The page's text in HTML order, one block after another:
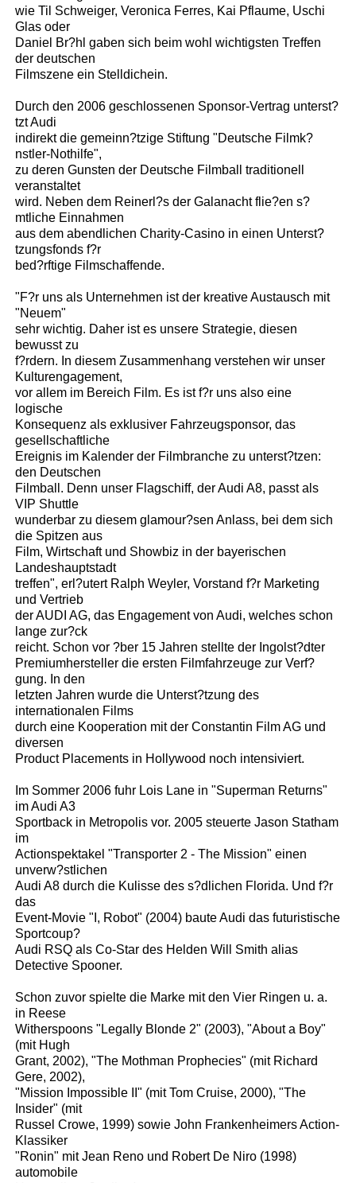
wie Til Schweiger, Veronica Ferres, Kai Pflaume, Uschi
Glas oder
Daniel Br?hl gaben sich beim wohl wichtigsten Treffen
der deutschen
Filmszene ein Stelldichein.
Durch den 2006 geschlossenen Sponsor-Vertrag unterst?
tzt Audi
indirekt die gemeinn?tzige Stiftung "Deutsche Filmk?
nstler-Nothilfe",
zu deren Gunsten der Deutsche Filmball traditionell
veranstaltet
wird. Neben dem Reinerl?s der Galanacht flie?en s?
mtliche Einnahmen
aus dem abendlichen Charity-Casino in einen Unterst?
tzungsfonds f?r
bed?rftige Filmschaffende.
"F?r uns als Unternehmen ist der kreative Austausch mit
"Neuem"
sehr wichtig. Daher ist es unsere Strategie, diesen
bewusst zu
f?rdern. In diesem Zusammenhang verstehen wir unser
Kulturengagement,
vor allem im Bereich Film. Es ist f?r uns also eine
logische
Konsequenz als exklusiver Fahrzeugsponsor, das
gesellschaftliche
Ereignis im Kalender der Filmbranche zu unterst?tzen:
den Deutschen
Filmball. Denn unser Flagschiff, der Audi A8, passt als
VIP Shuttle
wunderbar zu diesem glamour?sen Anlass, bei dem sich
die Spitzen aus
Film, Wirtschaft und Showbiz in der bayerischen
Landeshauptstadt
treffen", erl?utert Ralph Weyler, Vorstand f?r Marketing
und Vertrieb
der AUDI AG, das Engagement von Audi, welches schon
lange zur?ck
reicht. Schon vor ?ber 15 Jahren stellte der Ingolst?dter
Premiumhersteller die ersten Filmfahrzeuge zur Verf?
gung. In den
letzten Jahren wurde die Unterst?tzung des
internationalen Films
durch eine Kooperation mit der Constantin Film AG und
diversen
Product Placements in Hollywood noch intensiviert.
Im Sommer 2006 fuhr Lois Lane in "Superman Returns"
im Audi A3
Sportback in Metropolis vor. 2005 steuerte Jason Statham
im
Actionspektakel "Transporter 2 - The Mission" einen
unverw?stlichen
Audi A8 durch die Kulisse des s?dlichen Florida. Und f?r
das
Event-Movie "I, Robot" (2004) baute Audi das futuristische
Sportcoup?
Audi RSQ als Co-Star des Helden Will Smith alias
Detective Spooner.
Schon zuvor spielte die Marke mit den Vier Ringen u. a.
in Reese
Witherspoons "Legally Blonde 2" (2003), "About a Boy"
(mit Hugh
Grant, 2002), "The Mothman Prophecies" (mit Richard
Gere, 2002),
"Mission Impossible II" (mit Tom Cruise, 2000), "The
Insider" (mit
Russel Crowe, 1999) sowie John Frankenheimers Action-
Klassiker
"Ronin" mit Jean Reno und Robert De Niro (1998)
automobile